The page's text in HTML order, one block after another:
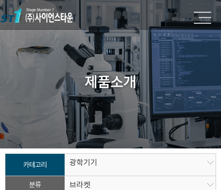
제품소개
카테고리 광학기기
분류 브라켓